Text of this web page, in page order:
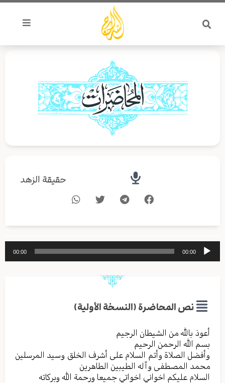
تخطي
المحتوى
حقيقة الزهد
مشغل
الصوت
00:00
00:00
نص المحاضرة (النسخة الأولية)
أعوذ بالله من الشیطان الرجیم
بسم الله الرحمن الرحیم
وأفضل الصلاة وأتم السلام علی أشرف الخلق وسید المرسلین
محمد المصطفی وآله الطیبین الطاهرین
السلام علیکم اخواني اخواتي جمیعا ورحمة الله وبرکاته